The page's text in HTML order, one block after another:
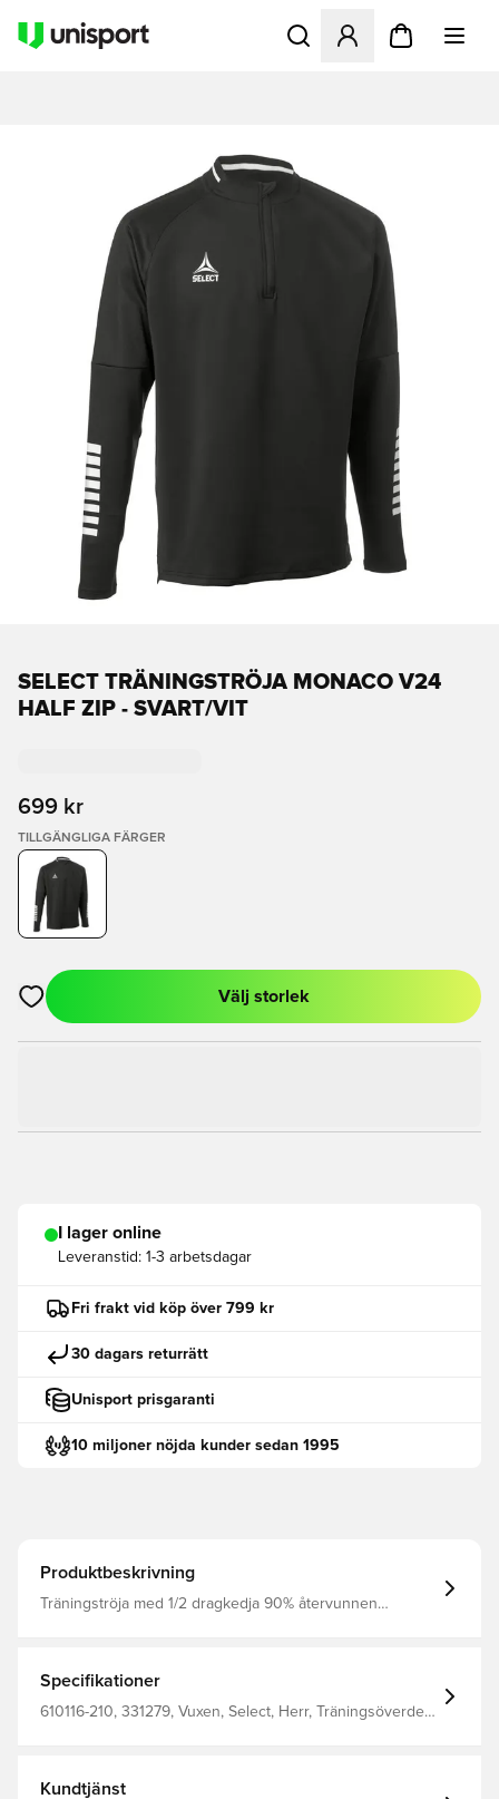
Öppnar en Modal för att
SELECT TRÄNINGSTRÖJA MONACO V24
HALF ZIP - SVART/VIT
699 kr
TILLGÄNGLIGA FÄRGER
Öppnar en Modal för att logga in eller registrera dig som
Välj storlek
I lager online
Leveranstid: 1-3 arbetsdagar
Fri frakt vid köp över 799 kr
30 dagars returrätt
Unisport prisgaranti
10 miljoner nöjda kunder sedan 1995
Produktbeskrivning
Träningströja med 1/2 dragkedja 90% återvunnen
Specifikationer
610116-210, 331279, Vuxen, Select, Herr, Träningsöverdel,
Kundtjänst